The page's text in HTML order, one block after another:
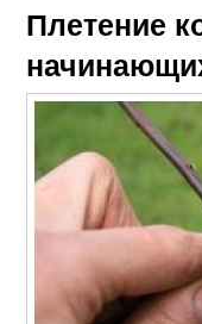
Плетение